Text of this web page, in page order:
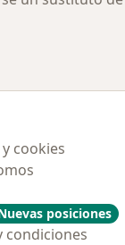
cookies
posiciones
condiciones